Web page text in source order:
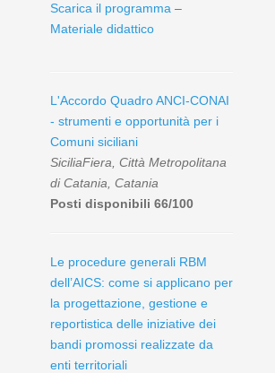
Scarica il programma –
Materiale didattico
L'Accordo Quadro ANCI-CONAI
- strumenti e opportunità per i
Comuni siciliani
SiciliaFiera, Città Metropolitana
di Catania, Catania
Posti disponibili 66/100
Le procedure generali RBM
dell’AICS: come si applicano per
la progettazione, gestione e
reportistica delle iniziative dei
bandi promossi realizzate da
enti territoriali